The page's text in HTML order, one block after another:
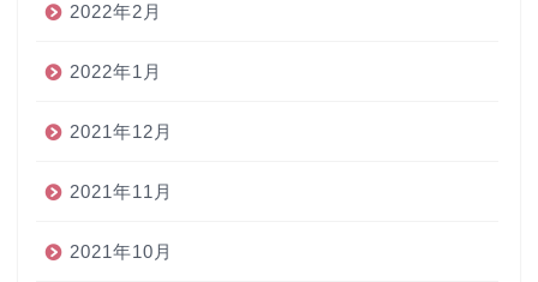
2022年2月
2022年1月
2021年12月
2021年11月
2021年10月